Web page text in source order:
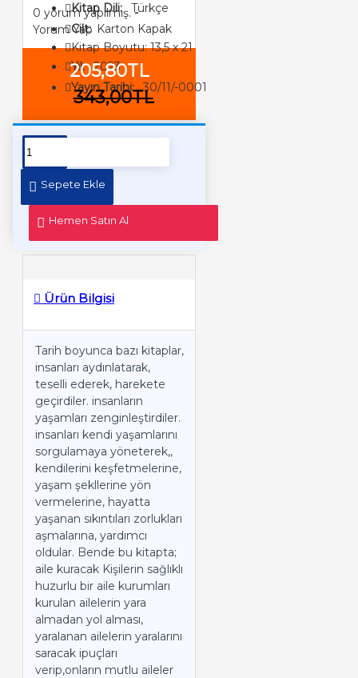
Kitap Dili:
Türkçe
Cilt: Karton Kapak
Kitap Boyutu: 13,5 x 21
Yıl: 2023
Yayın Tarihi: 30/11/-0001
0 yorum yapılmış. -
Yorum Yap
205,80TL
343,00TL
Sepete Ekle
Hemen Satın Al
Ürün Bilgisi
Tarih boyunca bazı kitaplar,
insanları aydınlatarak,
teselli ederek, harekete
geçirdiler. insanların
yaşamları zenginleştirdiler.
insanları kendi yaşamlarını
sorgulamaya yöneterek,,
kendilerini keşfetmelerine,
yaşam şekllerine yön
vermelerine, hayatta
yaşanan sıkıntıları zorlukları
aşmalarına, yardımcı
oldular. Bende bu kitapta;
aile kuracak Kişilerin sağlıklı
huzurlu bir aile kurumları
kurulan ailelerin yara
almadan yol alması,
yaralanan ailelerin yaralarını
saracak ipuçları
verip,onların mutlu aileler